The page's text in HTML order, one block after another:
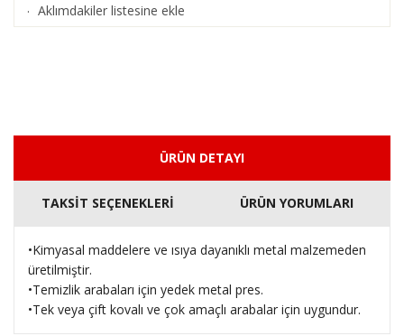
· Aklımdakiler listesine ekle
ÜRÜN DETAYI
TAKSİT SEÇENEKLERİ ÜRÜN YORUMLARI
•Kimyasal maddelere ve ısıya dayanıklı metal malzemeden
üretilmiştir.
•Temizlik arabaları için yedek metal pres.
•Tek veya çift kovalı ve çok amaçlı arabalar için uygundur.